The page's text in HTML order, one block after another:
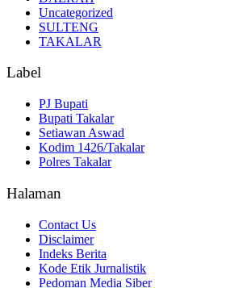
Uncategorized
SULTENG
TAKALAR
Label
PJ Bupati
Bupati Takalar
Setiawan Aswad
Kodim 1426/Takalar
Polres Takalar
Halaman
Contact Us
Disclaimer
Indeks Berita
Kode Etik Jurnalistik
Pedoman Media Siber